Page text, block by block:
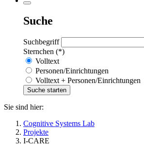
Suche
Suchbegriff
Sternchen (*)
Volltext
Personen/Einrichtungen
Volltext + Personen/Einrichtungen
Sie sind hier:
Cognitive Systems Lab
Projekte
I-CARE